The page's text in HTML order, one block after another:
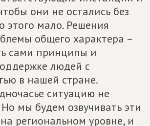
они не остались без
этого мало. Решения
общего характера –
сами принципы и
людей с
в нашей стране.
ситуацию не
мы будем озвучивать эти
региональном уровне, и